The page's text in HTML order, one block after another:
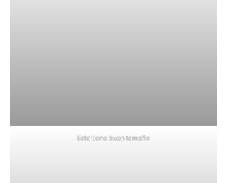
Esta tiene buen tamaño